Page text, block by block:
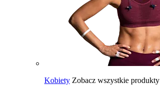
Kobiety Zobacz wszystkie produkty